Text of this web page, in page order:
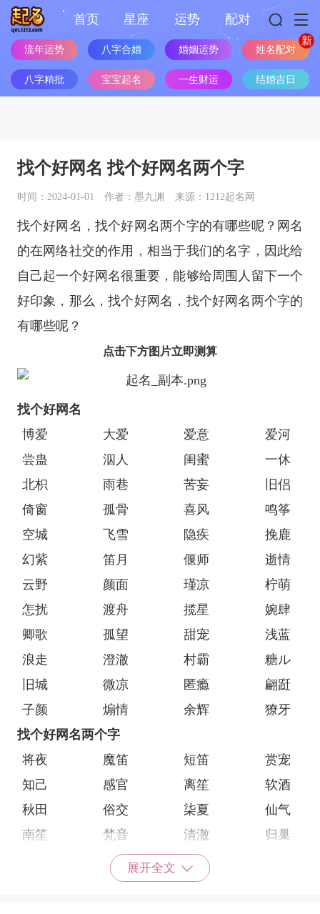
首页 星座 运势 配对
流年运势 八字合婚 婚姻运势 姓名配对
八字精批 宝宝起名 一生财运 结婚吉日
找个好网名 找个好网名两个字
时间：2024-01-01 作者：墨九渊 来源：1212起名网
找个好网名，找个好网名两个字的有哪些呢？网名
的在网络社交的作用，相当于我们的名字，因此给
自己起一个好网名很重要，能够给周围人留下一个
好印象，那么，找个好网名，找个好网名两个字的
有哪些呢？
点击下方图片立即测算
找个好网名
博爱
大爱 爱意
爱河
尝蛊
泅人 闺蜜
一休
北枳
雨巷 苦妄
旧侣
倚窗
孤骨 喜风
鸣筝
空城
飞雪 隐疾
挽鹿
幻紫
笛月 偃师
逝情
云野
颜面 瑾凉
柠萌
怎扰
渡舟 揽星
婉肆
卿歌
孤望 甜宠
浅蓝
浪走
澄澈 村霸
糖ル
旧城
微凉 匿瘾
翩跹
子颜
煽情 余辉
獠牙
找个好网名两个字
将夜
魔笛 短笛
赏宠
知己
感官 离笙
软酒
秋田
俗交 柒夏
仙气
南笙
梵音 清澈
归巢
未变 倾瑶
朝雾 青袂
展开全文